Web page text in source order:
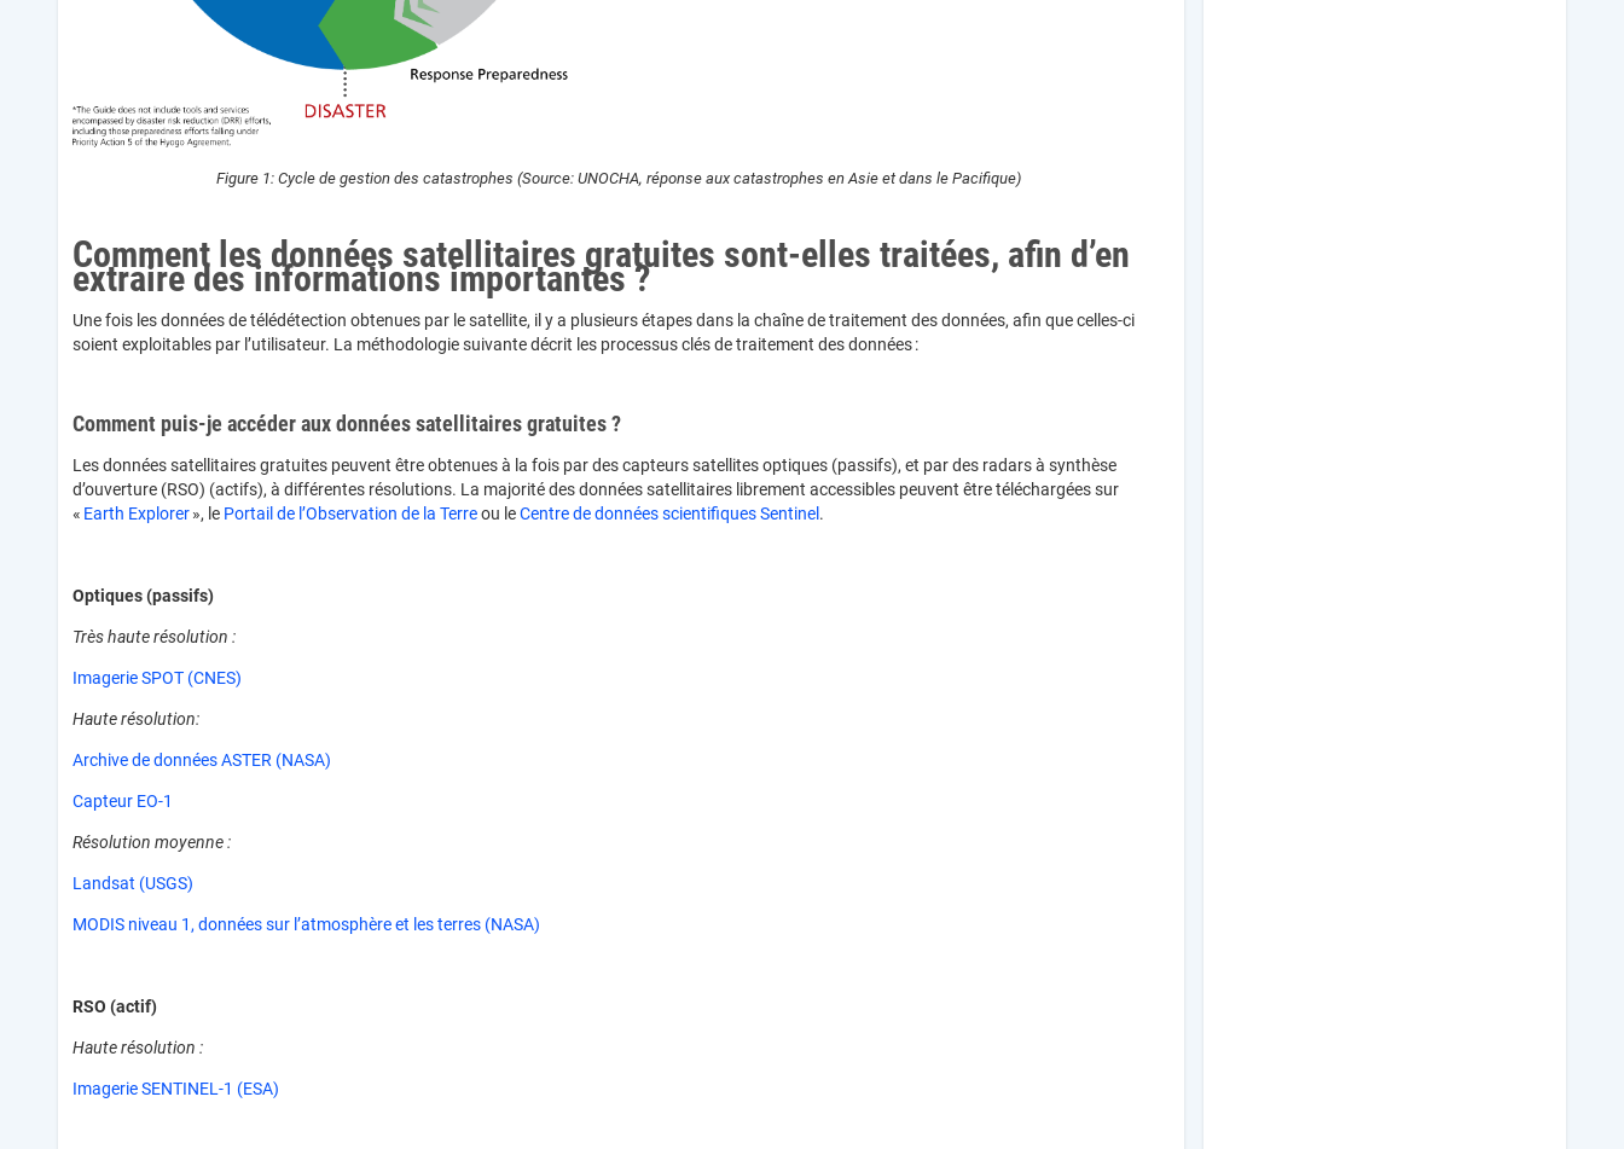
Figure 1: Cycle de gestion des catastrophes (Source: UNOCHA, réponse aux catastrophes en Asie et dans le Pacifique)
Comment les données satellitaires gratuites sont-elles traitées, afin d’en
extraire des informations importantes ?
Une fois les données de télédétection obtenues par le satellite, il y a plusieurs étapes dans la chaîne de traitement des données, afin que celles-ci
soient exploitables par l’utilisateur. La méthodologie suivante décrit les processus clés de traitement des données :
Comment puis-je accéder aux données satellitaires gratuites ?
Les données satellitaires gratuites peuvent être obtenues à la fois par des capteurs satellites optiques (passifs), et par des radars à synthèse
d’ouverture (RSO) (actifs), à différentes résolutions. La majorité des données satellitaires librement accessibles peuvent être téléchargées sur
« Earth Explorer», le Portail de l’Observation de la Terreou leCentre de données scientifiques Sentinel .
Optiques (passifs)
Très haute résolution :
Imagerie SPOT (CNES)
Haute résolution:
Archive de données ASTER (NASA)
Capteur EO-1
Résolution moyenne :
Landsat (USGS)
MODIS niveau 1, données sur l’atmosphère et les terres (NASA)
RSO (actif)
Haute résolution :
Imagerie SENTINEL-1 (ESA)